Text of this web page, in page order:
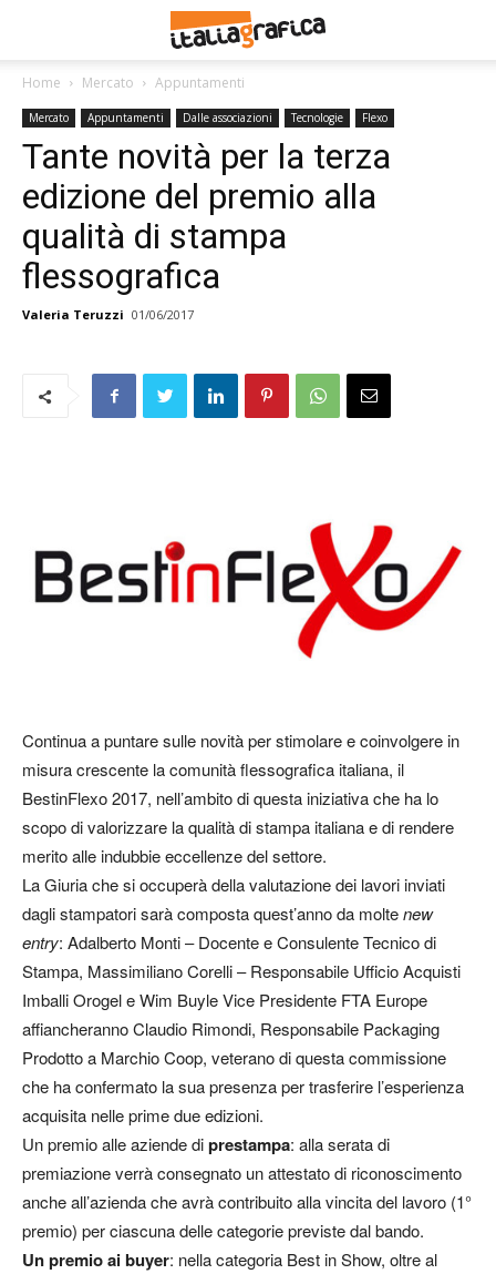
Home Mercato Appuntamenti
Mercato Appuntamenti Dalle associazioni Tecnologie Flexo
Tante novità per la terza
edizione del premio alla
qualità di stampa
flessografica
Valeria Teruzzi 01/06/2017
Continua a puntare sulle novità per stimolare e coinvolgere in
misura crescente la comunità flessografica italiana, il
BestinFlexo 2017, nell’ambito di questa iniziativa che ha lo
scopo di valorizzare la qualità di stampa italiana e di rendere
merito alle indubbie eccellenze del settore.
La Giuria che si occuperà della valutazione dei lavori inviati
dagli stampatori sarà composta quest’anno da moltenew
entry: Adalberto Monti – Docente e Consulente Tecnico di
Stampa, Massimiliano Corelli – Responsabile Ufficio Acquisti
Imballi Orogel e Wim Buyle Vice Presidente FTA Europe
affiancheranno Claudio Rimondi, Responsabile Packaging
Prodotto a Marchio Coop, veterano di questa commissione
che ha confermato la sua presenza per trasferire l’esperienza
acquisita nelle prime due edizioni.
Un premio alle aziende diprestampa: alla serata di
premiazione verrà consegnato un attestato di riconoscimento
anche all’azienda che avrà contribuito alla vincita del lavoro (1°
premio) per ciascuna delle categorie previste dal bando.
Un premio ai buyer: nella categoria Best in Show, oltre al